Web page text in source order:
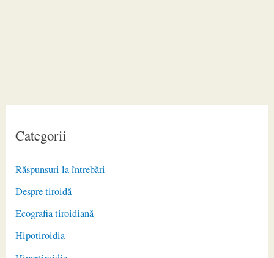
Categorii
Răspunsuri la întrebări
Despre tiroidă
Ecografia tiroidiană
Hipotiroidia